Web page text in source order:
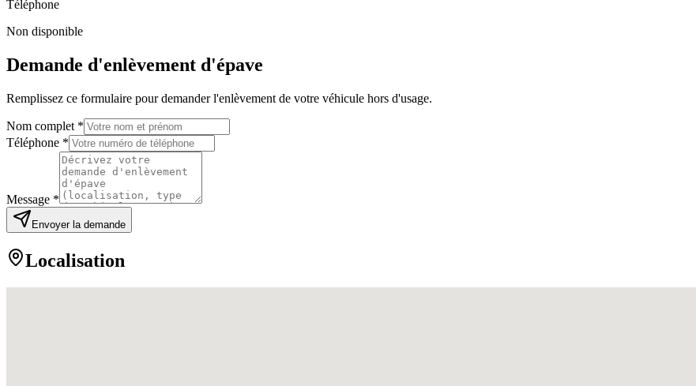
Téléphone
Non disponible
Demande d'enlèvement d'épave
Remplissez ce formulaire pour demander l'enlèvement de votre véhicule hors d'usage.
Nom complet *
Téléphone *
Message *
Envoyer la demande
Localisation